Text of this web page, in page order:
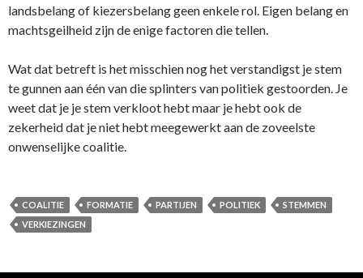
landsbelang of kiezersbelang geen enkele rol. Eigen belang en
machtsgeilheid zijn de enige factoren die tellen.
Wat dat betreft is het misschien nog het verstandigst je stem
te gunnen aan één van die splinters van politiek gestoorden. Je
weet dat je je stem verkloot hebt maar je hebt ook de
zekerheid dat je niet hebt meegewerkt aan de zoveelste
onwenselijke coalitie.
COALITIE FORMATIE PARTIJEN POLITIEK
STEMMEN
VERKIEZINGEN